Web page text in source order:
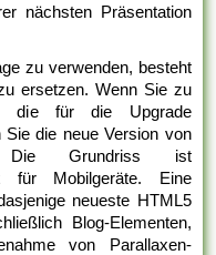
nächsten Präsentation
zu verwenden, besteht
ersetzen. Wenn Sie zu
die für die Upgrade
die neue Version von
Die Grundriss ist
für Mobilgeräte. Eine
neueste HTML5
Blog-Elementen,
von Parallaxen-